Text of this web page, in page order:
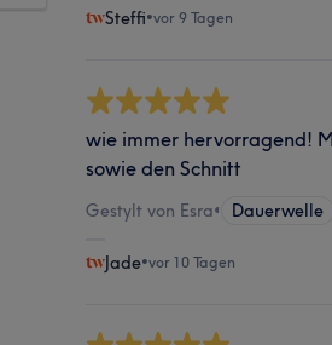
Steffi•vor 9 Tagen
wie immer hervorragend!
sowie den Schnitt
Gestylt von Esra• Dauerwelle
Jade•vor 10 Tagen